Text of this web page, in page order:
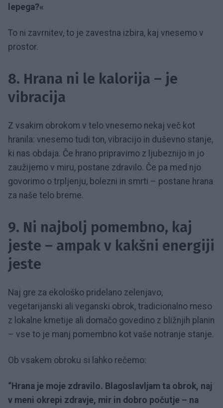
lepega?«
To ni zavrnitev, to je zavestna izbira, kaj vnesemo v
prostor.
8. Hrana ni le kalorija – je
vibracija
Z vsakim obrokom v telo vnesemo nekaj več kot
hranila: vnesemo tudi ton, vibracijo in duševno stanje,
ki nas obdaja. Če hrano pripravimo z ljubeznijo in jo
zaužijemo v miru, postane zdravilo. Če pa med njo
govorimo o trpljenju, bolezni in smrti – postane hrana
za naše telo breme.
9. Ni najbolj pomembno, kaj
jeste – ampak v kakšni energiji
jeste
Naj gre za ekološko pridelano zelenjavo,
vegetarijanski ali veganski obrok, tradicionalno meso
z lokalne kmetije ali domačo govedino z bližnjih planin
– vse to je manj pomembno kot vaše notranje stanje.
Ob vsakem obroku si lahko rečemo:
“Hrana je moje zdravilo. Blagoslavljam ta obrok, naj
v meni okrepi zdravje, mir in dobro počutje – na